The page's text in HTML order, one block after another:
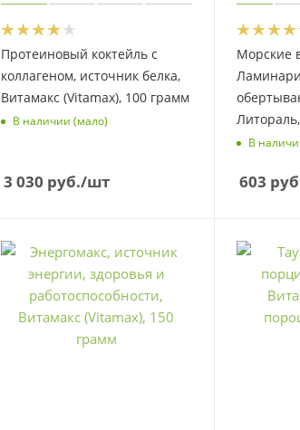
Протеиновый коктейль с
коллагеном, источник белка,
Витамакс (Vitamax), 100 грамм
В наличии (мало)
3 030 руб./шт
Морские
В
603